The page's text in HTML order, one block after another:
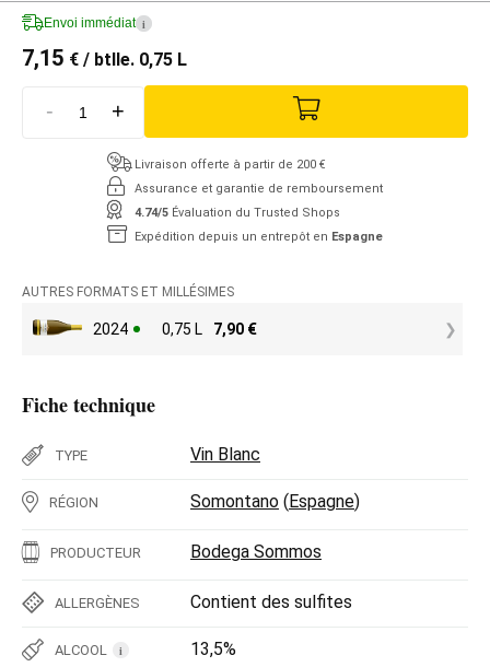
Envoi immédiat i
7,15 € / btlle. 0,75 L
- +
Livraison offerte à partir de 200 €
Assurance et garantie de remboursement
4.74/5 Évaluation du Trusted Shops
Expédition depuis un entrepôt en Espagne
AUTRES FORMATS ET MILLÉSIMES
2024 0,75 L 7,90 €
Fiche technique
TYPE Vin Blanc
RÉGION Somontano (Espagne)
PRODUCTEUR Bodega Sommos
ALLERGÈNES Contient des sulfites
ALCOOL i 13,5%